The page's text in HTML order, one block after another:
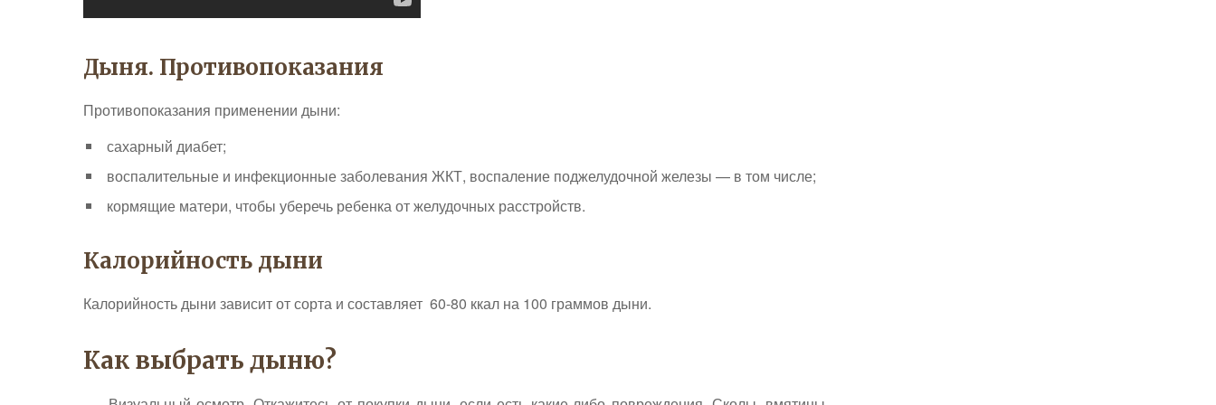
Дыня. Противопоказания
Противопоказания применении дыни:
сахарный диабет;
воспалительные и инфекционные заболевания ЖКТ, воспаление поджелудочной железы — в том числе;
кормящие матери, чтобы уберечь ребенка от желудочных расстройств.
Калорийность дыни
Калорийность дыни зависит от сорта и составляет 60-80 ккал на 100 граммов дыни.
Как выбрать дыню?